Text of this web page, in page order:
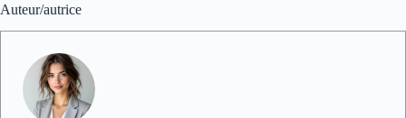
Auteur/autrice